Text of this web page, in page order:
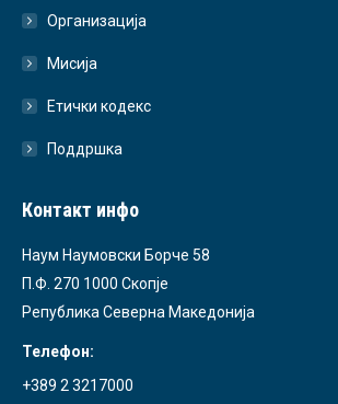
Организација
Мисија
Етички кодекс
Поддршка
Контакт инфо
Наум Наумовски Борче 58
П.Ф. 270 1000 Скопје
Република Северна Македонија
Телефон:
+389 2 3217000